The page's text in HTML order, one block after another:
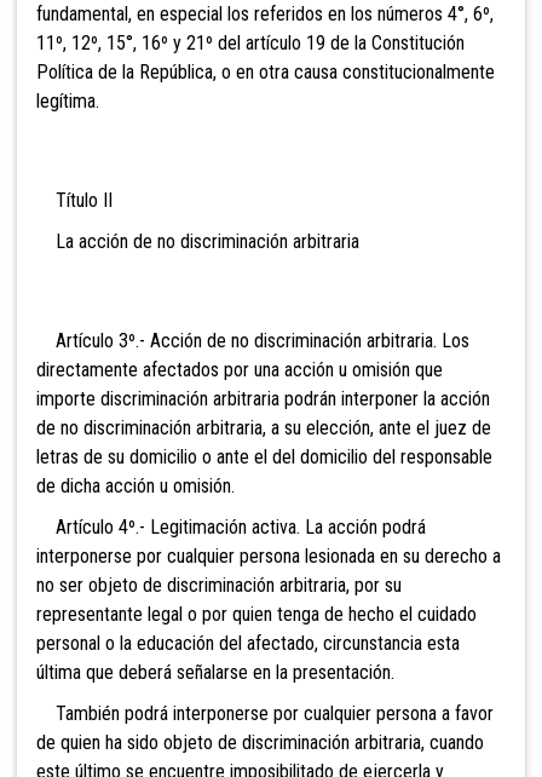
fundamental, en especial los referidos en los números 4°, 6º,
11º, 12º, 15°, 16º y 21º del artículo 19 de la Constitución
Política de la República, o en otra causa constitucionalmente
legítima.
Título II
La acción de no discriminación arbitraria
Artículo 3º.- Acción de no discriminación arbitraria. Los
directamente afectados por una acción u omisión que
importe discriminación arbitraria podrán interponer la acción
de no discriminación arbitraria, a su elección, ante el juez de
letras de su domicilio o ante el del domicilio del responsable
de dicha acción u omisión.
Artículo 4º.- Legitimación activa. La acción podrá
interponerse por cualquier persona lesionada en su derecho a
no ser objeto de discriminación arbitraria, por su
representante legal o por quien tenga de hecho el cuidado
personal o la educación del afectado, circunstancia esta
última que deberá señalarse en la presentación.
También podrá interponerse por cualquier persona a favor
de quien ha sido objeto de discriminación arbitraria, cuando
este último se encuentre imposibilitado de ejercerla y